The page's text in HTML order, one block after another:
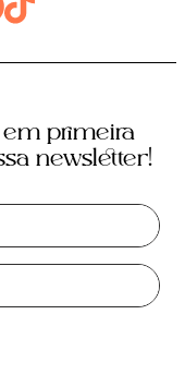
primeira
newsletter!